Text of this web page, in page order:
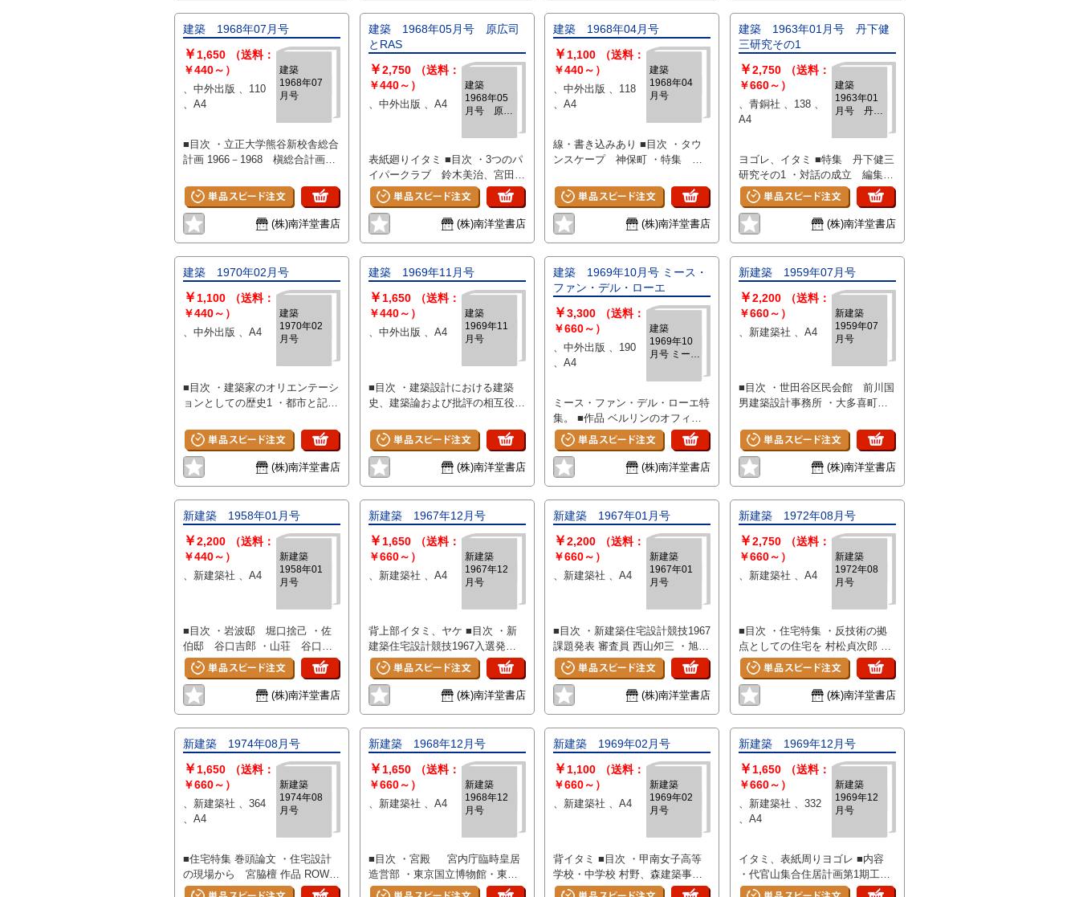
設計 芦屋コミュニティセンタ
ー計画 コーヒー・ショップ
2001 サッポロサインタワービ
ル アジミヤビル ホワイトト
ンネル レストランシャトーブ
リヤン リラ・カンノ 閉ざさ
ム本社ビル 日建設計 三栖邦
博、伊部宏、横田暉生、石福昭、
藪野健 ・壁のない学校 パーク
ウェイ・プログラム AD
NOV.1971より 平本健次 ・
「総合」という名の亡霊 「現代
邦夫 ・室内建築情報 東京造形
大学室内建築研究室 ・建築材料
研究ノート(15) 早大建築材
料・施行研究室 ・札幌市庁舎
三菱地所
巡礼パノラマ空間 石山修武 ・
建築的虚構 パラヂオとゲーテ
平山忠治 ・日本の中世主義
あるいは「都市」における建築の
光景 9 長谷川堯 ・建築の世紀
末 1 鈴木博之 ・未来の都市 3
・ラ・モザイク 未来の都市 テ
平本健次 ・海外だより バリ
ャドリード 藪野健 ・クレーに
高儀進
ィ ブルース・ガフ Bruce
Goffと私 毛利武信 ガフに設
計を依頼して ジョー・D・プラ
イス 作品 プライス邸、コ
ルモーガン邸、三角形の終末住
宅、海軍基地の教会 レソド
ベター邸、ガラスの教会、バーベ
ピングセンター、ハイド邸
ガーベ―邸、ブレイクリー邸、バ
ス邸、ペレッツ邸 ガフのこ
と、プライスのこと 谷川正己
作品年譜・文献 作品 ・建築
家会館 進来廉 ・羽田さんの
の家 長沼純一郎建築設計事務所
・Nさんの家、Sさんの家 U建築
設計事務所 ・荷役機器の倉庫シ
ステム 平原直
部、京都市北部清掃工場 建築
センター計画案 他
和紘 ・講座 超高層ビルの設備
(7) 井上宇市 ・現代社会と建築
家の使命－最高裁コンペに寄せ
て 栗田勇 ・近代建築再考 6 建
築の環境化(エル・リシツキー)
藤井正一郎 ・システムから空間
へ 京都大学川崎研究室 万国
博覧会美術館、最高裁判所庁舎設
校共済組合湯田保養所山泉荘
西山霊苑計画案 ・計画案4題 阿
久井喜孝 福島県子供の国計画
案 1968 茨城県立公園大洗海岸
開発基本計画 奥志賀高原開発
基本計画案 1968～1969 田ノ畑
・毛利建築設計事務所1956～
1968 感想 毛利武信 毛利君
の建築－とくに表現の独創性につ
いて 山本学治 毛利君のこ
と 吉田五十八 毛利君のこ
と ブルース・ガフ 作品
山本立寺 石原礼夫 ・山手アパ
ート
建築 1968年07月号
建築
1968年07
月号
￥ 1,650
（送料：
￥440～）
、中外出版 、110
、A4
■目次 ・立正大学熊谷新校舎総合
計画 1966－1968 槇総合計画事
展開 立正大学広場に見る 渡
辺武信、松川淳子、庄司和彦
行為と環境 渡辺武信 am7
時ーpm7時のキャンパス 松川淳
を 保坂陽一郎 ・特集 現代建築
の動向:イギリス現代建築(7)
GLC アンドーヴァの拡張によ
って例証されたロンドンの生長問
題に対する解決法 Great
ホール、クィーン・エリザベス・
ホールとパーセル・ルーム ・2つ
高島屋工作所大阪工場、塩野義製
薬摂津工場 太郎爆発 ・若林角
栄ハイホーム RAS建築研究所
・銀座ポールスタービル 黒川
築設計事務所
(株)南洋堂書店
建築 1968年05月号 原広司
とRAS
建築
1968年05
月号 原広
￥2,750
（送料：
￥440～）
、中外出版 、A4
表紙廻りイタミ ■目次 ・3つのパ
イパークラブ 鈴木美治、宮田節
男 ・特集 原広司とRAS 全体
建築の試みとその行方 服部岑生
系譜 構成：三井所清典 作
品 I氏邸、川越市立霞ケ関小
松幼稚園 Cybernetics City
Space Poem-Linearな体験 対
談：発見と演出－拡散した時代の
思想と現実の交信 一柳慧、原広
司 原広司への手紙 黒沢隆 ・
現代建築の動向－イギリスの現代
建築(特集)-5-建築家の建築へのア
アラップ・アソシエイツ
OLD ADDENBROOKES再開発計
る。回復できるだろうか オヴ・
アラップ ダーハム大学歩道
橋、シドニー・オペラハウス
他 ・ID イタリア家具店 椎名
岡山建築設計研究所 ・ニュージ
ャパン観光ビル／安宅産業 和田
設計コンサルタント
(株)南洋堂書店
建築 1968年04月号
建築
1968年04
月号
￥ 1,100
（送料：
￥440～）
、中外出版 、118
、A4
線・書き込みあり ■目次 ・タウ
ンスケープ 神保町 ・特集 現
(4) イギリス現代建築とその周
辺 4 民家 山下和正 コーリ
ン・スィンジョン・ウィルソン
オーエン・ルーダー・パートナ
&amp;パートナーズ ・特集 光吉
健次作品と方法(II) 建築につい
て 光吉健次 ・綱湖スケートセ
ンター 三沢浩研究室 ・神保町
ビル 芦原義信建築設計事務所／
守屋秀夫 ・杉並会館 芦原義信
建築設計事務所／守屋秀夫 ・
ホテル鯛池 吉中建築設計事務所
木島 ・新建ビル
(株)南洋堂書店
建築 1963年01月号 丹下健
三研究その1
建築
1963年01
月号 丹下
の1
￥2,750
（送料：
￥660～）
、青銅社 、138 、
A4
ヨゴレ、イタミ ■特集 丹下健三
研究その1 ・対話の成立 編集部
・広島 河合正一 ・住居 小能
林宏城 ・津田塾大学図書館 平
良敬一 ・図書印刷株式会社原町
工場 村松貞次郎 ・倉吉市庁
正夫 ・東京都庁舎 香山寿夫 ・
駿府会館 木村俊彦 ・香川県庁
舎 原広司 ・草月会館 生田勉
・今治市庁舎 山田健太郎 ・電
通大阪本社 宮内嘉久 ・倉敷市
・資料その1
(株)南洋堂書店
建築 1970年02月号
建築
1970年02
月号
￥ 1,100
（送料：
￥440～）
、中外出版 、A4
■目次 ・建築家のオリエンテーシ
ョンとしての歴史1 ・都市と記号
クチュラル・アプローチ 外山
知徳 ・都市デザインの動向(1)
佐々木隆文 ・ハーレムのスラ
ム・クリアランス、トロント計
クミンスターフラー ・社会的、
心理的要求による環境形態の主要
な変化 クリストファーアレク
サンダー ・日本都市の教訓
J.M.リチャーズ ・環状地域シス
テム E.デュサール. T.クールハ
建築 トイボ・コルホーネン モ
ビル・ホーム 曽原国蔵 サニ
ーショア・モビル団地計画 後藤
一雄 ・グループ・プロジェクツ
DAM・DAN、RU ・DAM・
DAN報告2号 ・梵作品集-2- ・技
井口洋佑 ・ラ・モザイク
(株)南洋堂書店
建築 1969年11月号
建築
1969年11
月号
￥ 1,650
（送料：
￥440～）
、中外出版 、A4
■目次 ・建築設計における建築
史、建築論および批評の相互役割
章 藤井正一郎 ・建築はいかに
して都市との係り合いを回復する
ことができるか 大谷幸夫 ・住
棟形態とその諸特性 大谷研究室
大谷研究室 ・金沢工業大学本
館・土木工学館 大谷研究室 ・
北里大学相模原校舎 大谷研究室
・北欧の現代建築 2 細井耕一
郎、赤松邦彦 ・アアルノ・ルー
を走らせよ 藤井忠善 ・K化学工
場研究・厚生棟 藤木忠善、
中島忠之、山下泉、黒川哲郎
・東京精密土浦工場 藤木忠
善、益子義弘、黒川哲郎、山下泉
・グループ・プロジェクツ
・ラ・モザイク、書評 ・技術 工
業生産部品とその問題点(3)鋼製
雨戸 井口洋佑
(株)南洋堂書店
建築 1969年10月号 ミース・
ファン・デル・ローエ
建築
1969年10
月号 ミー
ン・デル・
￥3,300
（送料：
￥660～）
、中外出版 、190
、A4
ミース・ファン・デル・ローエ特
集。 ■作品 ベルリンのオフィス
ビル／ガラスの摩天楼／コンクリ
ート・オフィスビル／ブリック・
カントリー・ハウス／バルセロ
ナ・パビリオン／山の家／ベルリ
ランゲ邸／連続住居／三つの中庭
のある住居／ヒューベ邸／コート
ハウス群／チューゲンハット邸／
ガラスの家／ファンズワース邸／
ベルリン20世紀ギャラリー／他
(株)南洋堂書店
新建築 1959年07月号
新建築
1959年07
月号
￥2,200
（送料：
￥660～）
、新建築社 、A4
■目次 ・世田谷区民会館 前川国
男建築設計事務所 ・大多喜町役
館 森京介 ・国立西洋美術館
ル・コルビジエ ・アントニオ・
ガウディ 今井兼次 ・原宿の
家 前川国男建築設計事務所 ・
中工務店 ・弥永邸 吉村順三建
築設計事務所 ・レオポルド・ビ
ル市文化センター国際競技設計案
前川国男、大高正人、早川秀
穂、横山不学、木村俊彦
(株)南洋堂書店
新建築 1958年01月号
新建築
1958年01
月号
￥2,200
（送料：
￥440～）
、新建築社 、A4
■目次 ・岩波邸 堀口捨己 ・佐
伯邸 谷口吉郎 ・山荘 谷口吉
郎 ・本宅 谷口吉郎 ・小金井の
家 宮島春樹 ・方形の家 生田
勉 ・Kさんの離れ 水沢工務店
・崖の家 清家清 ・石丸邸 石
術研究所 ・スターキー邸
Breuer Marcel ・ガガーリン邸
Breuer Marcel ・春日大社 福山
敏男 ・建築について 天野太郎
・随想 「間隔」 清水一 ・建
築50年の回顧 内藤多仲 ・内藤
(株)南洋堂書店
新建築 1967年12月号
新建築
1967年12
月号
￥ 1,650
（送料：
￥660～）
、新建築社 、A4
背上部イタミ、ヤケ ■目次 ・新
建築住宅設計競技1967入選発表
・最優秀作品 ・優秀作品 ・佳作
案 ・構想計画へのアプローチ 審
査評 西山夘三 ・構想計画への
アプローチ 質疑応答 西山夘三
正夫建築設計事務所 ・香雪記念
病院 竹中工務店 ・名古屋商工
会議所 日建設計工務名古屋事
務所 ・美鈴湖殉国学徒慰霊塔・
展望台 石川洋美建築計画研究
海老原建築設計事務所 ・日本バ
イリーン滋賀工場全体計画概要
青野直樹 ・日本バイリーン滋
(株)南洋堂書店
新建築 1967年01月号
新建築
1967年01
月号
￥2,200
（送料：
￥660～）
、新建築社 、A4
■目次 ・新建築住宅設計競技1967
課題発表 審査員 西山夘三 ・旭丘
の家 彦谷建築設計事務所 ・高台
の家 日建設計工務大阪事務所 ・
K氏邸 坂倉準三建築研究所 ・海
浜の家 吉村設計事務所 ・田園の
うびぃでぃっく 宮脇檀建築研究
室 ・宍戸邸 鈴木恂建築設計事務
所 ・金子邸 大成建設 ・大西さん
の家 福田良一建築設計事務所 ・
連階段の家 船越徹、松川淳子
・空間と思想の構造 篠原一男
子 ・都市住居へのアプローチ ・
建築明治100年 第7章 様式論の系
譜 村松貞次郎、小能林宏城 ・
(株)南洋堂書店
新建築 1972年08月号
新建築
1972年08
月号
￥2,750
（送料：
￥660～）
、新建築社 、A4
■目次 ・住宅特集 ・反技術の拠
点としての住宅を 村松貞次郎 ・
住宅デザインの課題 西山夘三 ・
軽井沢の家 設計・吉村順三 ・軽
井沢の家 その1 吉村順三 ・軽井
沢の家 その2 吉村順三 ・軽井沢
わ・ぼっくす 宮脇檀建築研究室
・作住記 宮脇檀 ・かんの・ぼっ
くす 宮脇檀建築研究室 ・涅槃の
家 相田武文建築研究所 ・無為の
家 相田武文建築研究所 ・N氏邸
彦谷建築設計事務所 ・夙川の家
家 木村誠之助総合計画事務所 ・
白い中庭の家 渡辺武信設計室 ・
焼津の家 長谷川逸子 ・徳光・岩
(株)南洋堂書店
新建築 1974年08月号
新建築
1974年08
月号
￥ 1,650
（送料：
￥660～）
、新建築社 、364
、A4
■住宅特集 巻頭論文 ・住宅設計
の現場から 宮脇檀 作品 ROW-1
連立住居 竹山実建築綜合研究所
新建築 1968年12月号
新建築
1968年12
月号
￥ 1,650
（送料：
￥660～）
、新建築社 、A4
■目次 ・宮殿 宮内庁臨時皇居
造営部 ・東京国立博物館・東洋
館 谷口吉郎 ・象舎・東京都上
新建築 1969年02月号
新建築
1969年02
月号
￥ 1,100
（送料：
￥660～）
、新建築社 、A4
背イタミ ■目次 ・甲南女子高等
学校・中学校 村野、森建築事務
所 ・上野毛幼稚園 波多江研究室
新建築 1969年12月号
新建築
1969年12
月号
￥ 1,650
（送料：
￥660～）
、新建築社 、332
、A4
イタミ、表紙周りヨゴレ ■内容
・代官山集合住居計画第1期工
事 槇総合計画事務所 ・賢島カ